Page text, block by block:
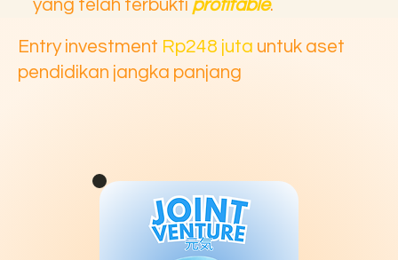
yang telah terbukti profitable.
Entry investment Rp248 juta untuk aset
pendidikan jangka panjang